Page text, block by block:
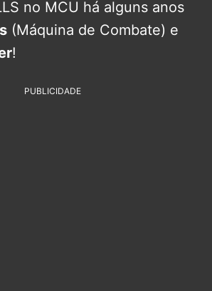
no MCU há alguns anos
(Máquina de Combate) e
!
PUBLICIDADE